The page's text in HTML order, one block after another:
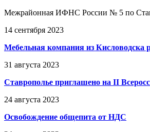
Межрайонная ИФНС России № 5 по
14 сентября 2023
Мебельная компания из Кисловодска
31 августа 2023
Ставрополье приглашено на II
24 августа 2023
Освобождение общепита от НДС